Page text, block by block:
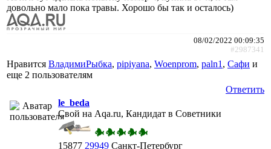
довольно мало пока травы. Хорошо бы так и осталось)
08/02/2022 00:09:35
#2987341
Нравится ВладимиРыбка, pipiyana, Woenprom, paln1 , Сафи и
еще 2 пользователям
Ответить
le_beda
Свой на Aqa.ru, Кандидат в Советники
15877 29949 Санкт-Петербург